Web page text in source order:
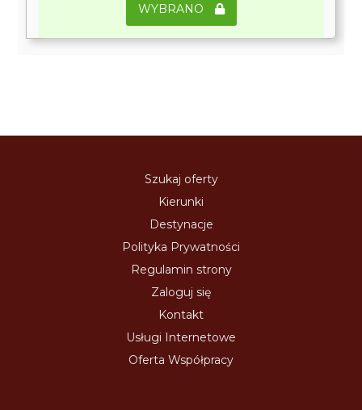
WYBRANO
Szukaj oferty
Kierunki
Destynacje
Polityka Prywatności
Regulamin strony
Zaloguj się
Kontakt
Usługi Internetowe
Oferta Współpracy